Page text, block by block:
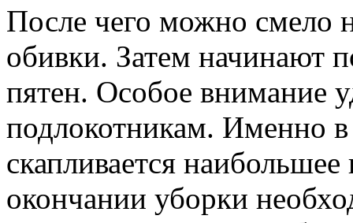
После чего можно смело
обивки. Затем начинают
пятен. Особое внимание
подлокотникам. Именно
скапливается
окончании уборки